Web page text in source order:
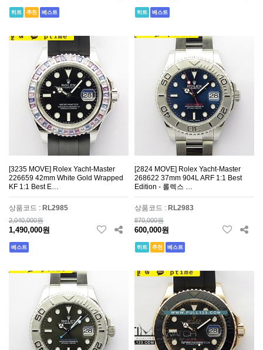
히트 추천 베스트 히트 베스트
[3235 MOVE] Rolex Yacht-Master
226659 42mm White Gold Wrapped
KF 1:1 Best E…
상품코드 : RL2985
2,040,000원
1,490,000원
베스트
[2824 MOVE] Rolex Yacht-Master
268622 37mm 904L ARF 1:1 Best
Edition - 롤렉스 …
상품코드 : RL2983
870,000원
600,000원
히트 추천 베스트